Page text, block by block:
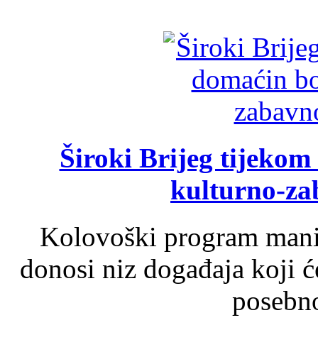
Široki Brijeg tijekom
kulturno-
Kolovoški program
donosi niz događaja koji